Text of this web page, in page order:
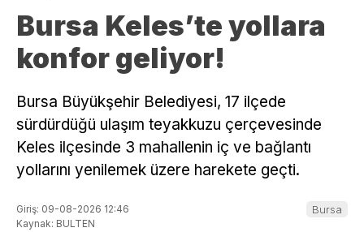
Bursa Keles’te yollara
konfor geliyor!
Bursa Büyükşehir Belediyesi, 17 ilçede
sürdürdüğü ulaşım teyakkuzu çerçevesinde
Keles ilçesinde 3 mahallenin iç ve bağlantı
yollarını yenilemek üzere harekete geçti.
Giriş: 09-08-2026 12:46
Kaynak: BULTEN
Bursa